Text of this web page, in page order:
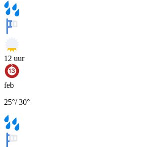
12 uur
feb
25°/30°